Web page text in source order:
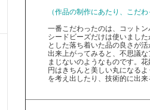
（作品の制作にあたり、こだ
一番こだわったのは、コット
シードビーズだけは使いまし
とした落ち着いた品の良さが
出来上がってみると、不思議
まじないのようなものです。
円はきちんと美しい丸になる
を考え出したり、技術的に出